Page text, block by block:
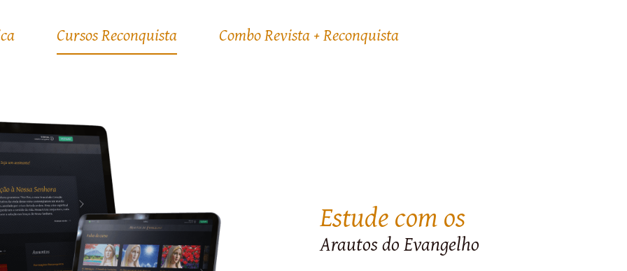
Cursos Reconquista Combo Revista + Reconquista
Estude com os
Arautos do Evangelho